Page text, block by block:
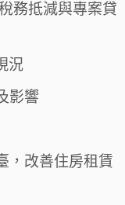
務抵減與專案貸
況
影響
，改善住房租賃